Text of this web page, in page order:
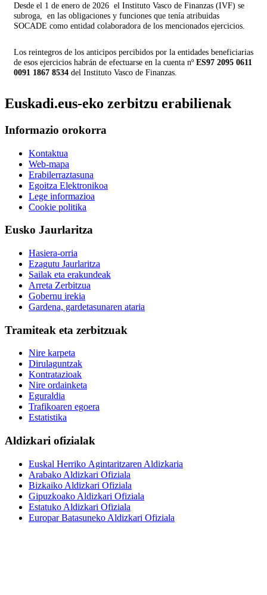
Desde el 1 de enero de 2026 el Instituto Vasco de Finanzas (IVF) se
subroga, en las obligaciones y funciones que tenía atribuidas
SOCADE como entidad colaboradora de los mencionados ejercicios.
Los reintegros de los anticipos percibidos por la entidades beneficiarias
de esos ejercicios habrán de efectuarse en la cuenta nº ES97 2095 0611
0091 1867 8534 del Instituto Vasco de Finanzas.
Euskadi.eus-eko zerbitzu erabilienak
Informazio orokorra
Kontaktua
Web-mapa
Erabilerraztasuna
Egoitza Elektronikoa
Lege informazioa
Cookie politika
Eusko Jaurlaritza
Hasiera-orria
Ezagutu Jaurlaritza
Sailak eta erakundeak
Arreta Zerbitzua
Gobernu irekia
Gardena, gardetasunaren ataria
Tramiteak eta zerbitzuak
Nire karpeta
Dirulaguntzak
Kontratazioak
Nire ordainketa
Eguraldia
Trafikoaren egoera
Estatistika
Aldizkari ofizialak
Euskal Herriko Agintaritzaren Aldizkaria
Arabako Aldizkari Ofiziala
Bizkaiko Aldizkari Ofiziala
Gipuzkoako Aldizkari Ofiziala
Estatuko Aldizkari Ofiziala
Europar Batasuneko Aldizkari Ofiziala